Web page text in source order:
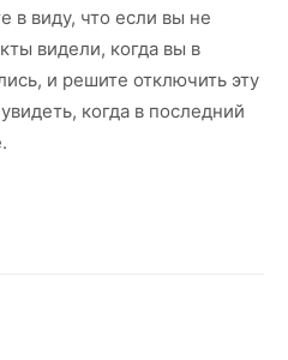
в виду, что если вы не
видели, когда вы в
и решите отключить эту
когда в последний